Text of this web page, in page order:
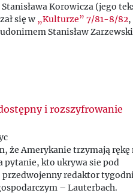
Korowicza (jego
się w „Kulturze” 7/81-8/82,
Stanisław
i rozszyfrowanie
że Amerykanie trzymają rękę
pytanie, kto ukrywa sie pod
redaktor
– Lauterbach.